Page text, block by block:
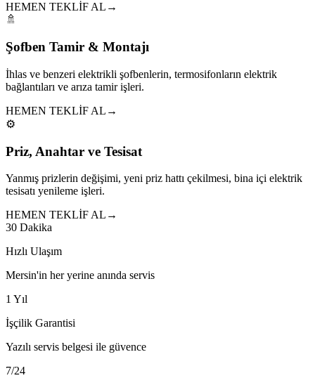
HEMEN TEKLİF AL →
🚿
Şofben Tamir & Montajı
İhlas ve benzeri elektrikli şofbenlerin, termosifonların elektrik
bağlantıları ve arıza tamir işleri.
HEMEN TEKLİF AL →
⚙️
Priz, Anahtar ve Tesisat
Yanmış prizlerin değişimi, yeni priz hattı çekilmesi, bina içi elektrik
tesisatı yenileme işleri.
HEMEN TEKLİF AL →
30 Dakika
Hızlı Ulaşım
Mersin'in her yerine anında servis
1 Yıl
İşçilik Garantisi
Yazılı servis belgesi ile güvence
7/24